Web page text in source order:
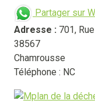
Partager sur
Adresse : 701,
38567
Chamrousse
Téléphone : NC